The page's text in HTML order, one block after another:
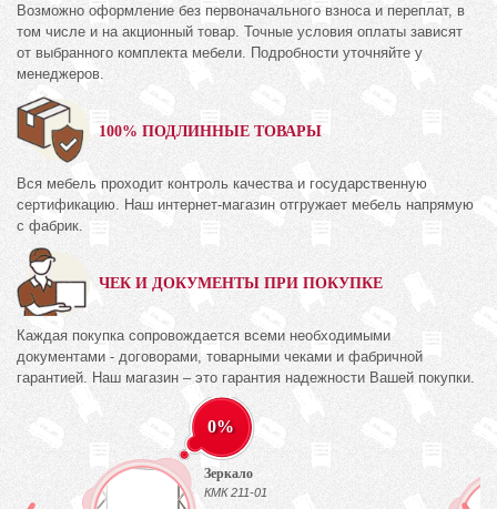
Возможно оформление без первоначального взноса и переплат, в
том числе и на акционный товар. Точные условия оплаты зависят
от выбранного комплекта мебели. Подробности уточняйте у
менеджеров.
100% ПОДЛИННЫЕ ТОВАРЫ
Вся мебель проходит контроль качества и государственную
сертификацию. Наш интернет-магазин отгружает мебель напрямую
с фабрик.
ЧЕК И ДОКУМЕНТЫ ПРИ ПОКУПКЕ
Каждая покупка сопровождается всеми необходимыми
документами - договорами, товарными чеками и фабричной
гарантией. Наш магазин – это гарантия надежности Вашей покупки.
0%
Зеркало
КМК 211-01